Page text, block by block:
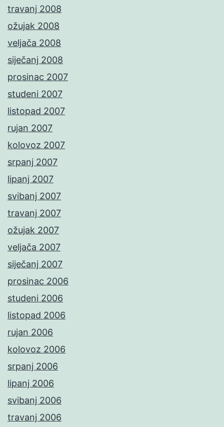
travanj 2008
ožujak 2008
veljača 2008
siječanj 2008
prosinac 2007
studeni 2007
listopad 2007
rujan 2007
kolovoz 2007
srpanj 2007
lipanj 2007
svibanj 2007
travanj 2007
ožujak 2007
veljača 2007
siječanj 2007
prosinac 2006
studeni 2006
listopad 2006
rujan 2006
kolovoz 2006
srpanj 2006
lipanj 2006
svibanj 2006
travanj 2006